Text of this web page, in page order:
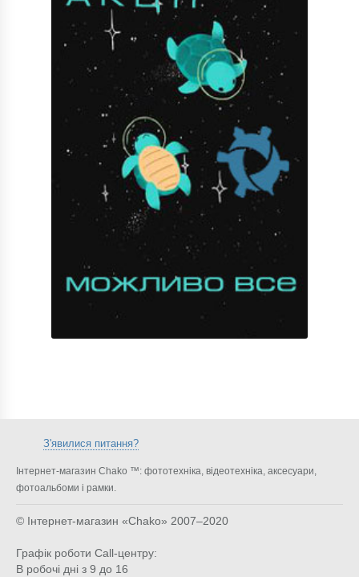
З'явилися питання?
Інтернет-магазин Chako ™: фототехніка, відеотехніка, аксесуари,
фотоальбоми і рамки.
© Інтернет-магазин «Chako» 2007–2020
Графік роботи Call-центру:
В робочі дні з 9 до 16